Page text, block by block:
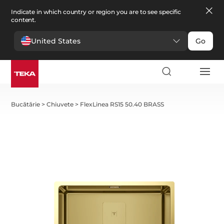
Indicate in which country or region you are to see specific
content.
United States Go
Bucătărie >Chiuvete > FlexLinea RS15 50.40 BRASS